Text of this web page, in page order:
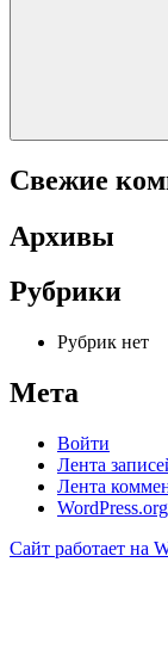
Свежие
Архивы
Рубрики
Рубрик нет
Мета
Войти
Лента
Лента
WordPress.org
Сайт работает на